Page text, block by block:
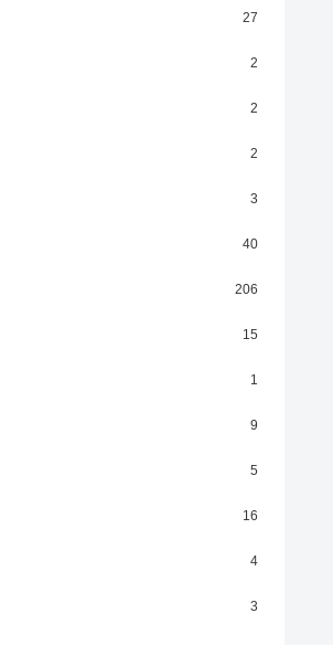
27
2
2
2
3
40
206
15
1
9
5
16
4
3